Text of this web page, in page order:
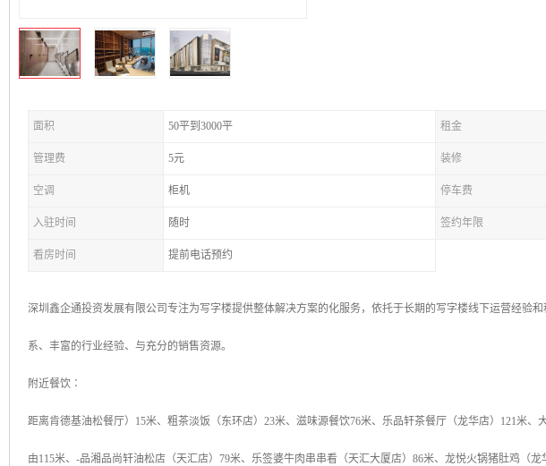
面积 50平到3000平 租金
管理费 5元 装修
空调 柜机 停车费
入驻时间 随时 签约年限
看房时间 提前电话预约
深圳鑫企通投资发展有限公司专注为写字楼提供整体解决方案的化服务，依托于长期的写字楼线下运营经验
系、丰富的行业经验、与充分的销售资源。
附近餐饮∶
距离肯德基油松餐厅）15米、粗茶淡饭（东环店）23米、滋味源餐饮76米、乐品轩茶餐厅（龙华店）121米
由115米、-品湘品尚轩油松店（天汇店）79米、乐签婆牛肉串串看（天汇大厦店）86米、龙悦火锅猪肚鸡（